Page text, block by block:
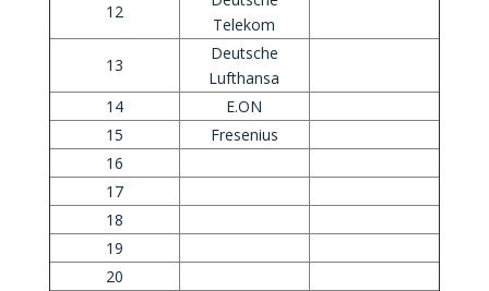
12
Telekom
13
Deutsche
Lufthansa
14
E.ON
15
Fresenius
16
17
18
19
20